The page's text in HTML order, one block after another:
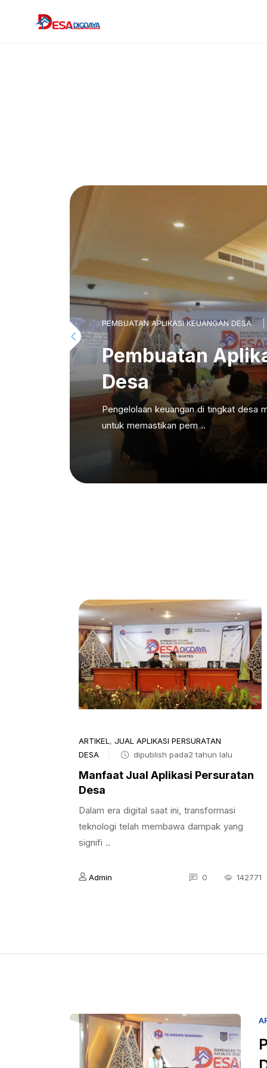
PEMBUATAN APLIKASI KEUANGAN DESA
Pembuatan
Desa
Pengelolaan keuangan di tingkat desa
untuk memastikan pem ..
ARTIKEL , JUAL APLIKASI PERSURATAN
DESA
dipublish pada2 tahun lalu
Manfaat Jual Aplikasi Persuratan
Desa
Dalam era digital saat ini, transformasi
teknologi telah membawa dampak yang
signifi ..
Admin 0 142771